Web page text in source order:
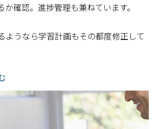
確認。進捗管理も兼ねています。
ようなら学習計画もその都度修正して